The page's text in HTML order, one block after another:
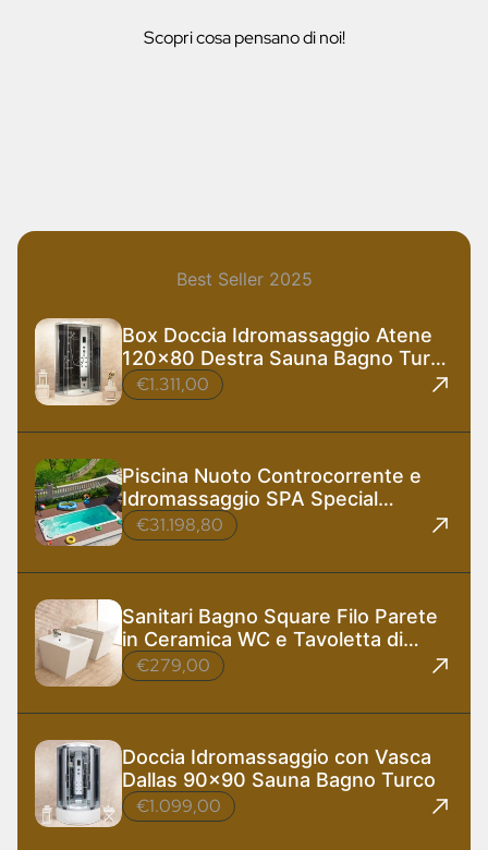
Scopri cosa pensano di noi!
Best Seller 2025
Box Doccia Idromassaggio Atene
120x80 Destra Sauna Bagno Turco
e Ozono
€1.311,00
Piscina Nuoto Controcorrente e
Idromassaggio SPA Special
585x220 cm
€31.198,80
Sanitari Bagno Square Filo Parete
in Ceramica WC e Tavoletta di
Design
€279,00
Doccia Idromassaggio con Vasca
Dallas 90x90 Sauna Bagno Turco
€1.099,00